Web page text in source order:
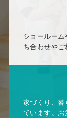
ショールー
ち合わせやご
家づくり、
ています。お